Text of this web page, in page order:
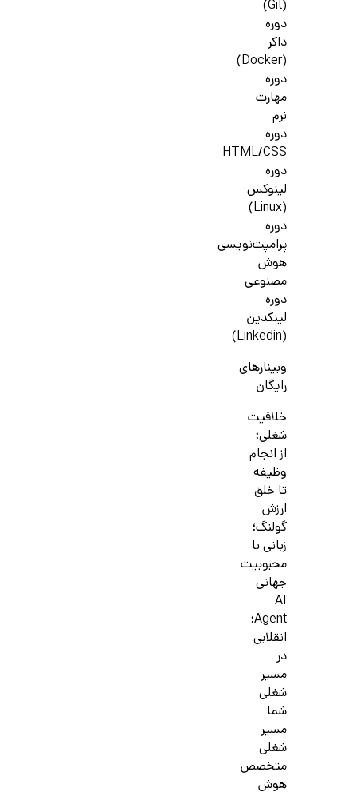
(Git)
دوره
داکر
(Docker)
دوره
مهارت
نرم
دوره
HTML/CSS
دوره
لینوکس
(Linux)
دوره
پرامپت‌نویسی
هوش
مصنوعی
دوره
لینکدین
(Linkedin)
وبینارهای
رایگان
خلاقیت
شغلی؛
از انجام
وظیفه
تا خلق
ارزش
گولنگ؛
زبانی با
محبوبیت
جهانی
AI
Agent؛
انقلابی
در
مسیر
شغلی
شما
مسیر
شغلی
متخصص
هوش